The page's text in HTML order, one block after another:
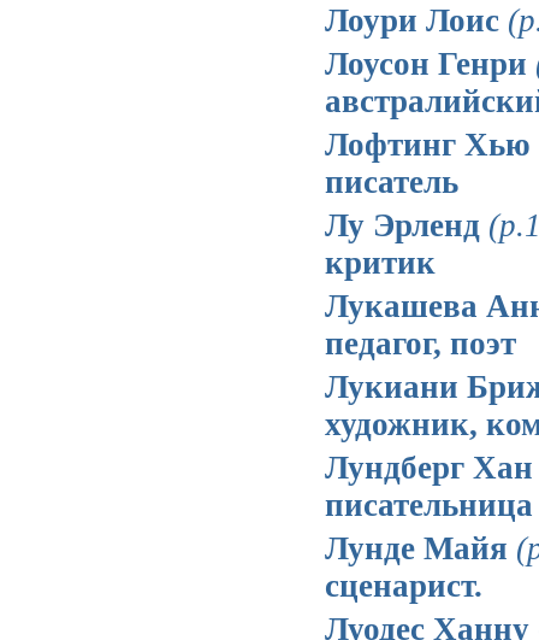
Лоури Лоис
Лоусон Генри
Лофтинг Хью
писатель
Лу Эрленд
критик
Лукашева
педагог, поэт
Лукиани
художник,
Лундберг
писательница
Лунде Майя
сценарист.
Луодес Ханну